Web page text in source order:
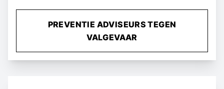
PREVENTIE ADVISEURS TEGEN
VALGEVAAR